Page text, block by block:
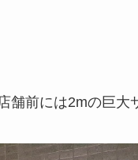
舗前には2mの巨大